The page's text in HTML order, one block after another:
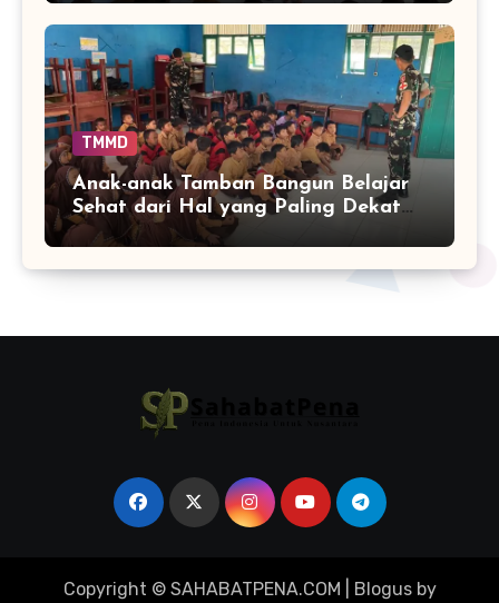
TMMD
Anak-anak Tamban Bangun Belajar
Sehat dari Hal yang Paling Dekat
dengan Keseharian
Copyright © SAHABATPENA.COM Blogusby